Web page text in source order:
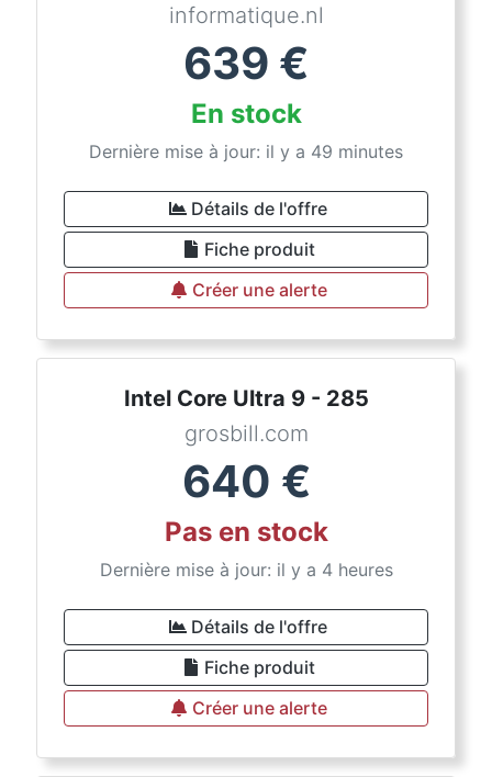
informatique.nl
639 €
En stock
Dernière mise à jour: il y a 49 minutes
Détails de l'offre
Fiche produit
Créer une alerte
Intel Core Ultra 9 - 285
grosbill.com
640 €
Pas en stock
Dernière mise à jour: il y a 4 heures
Détails de l'offre
Fiche produit
Créer une alerte